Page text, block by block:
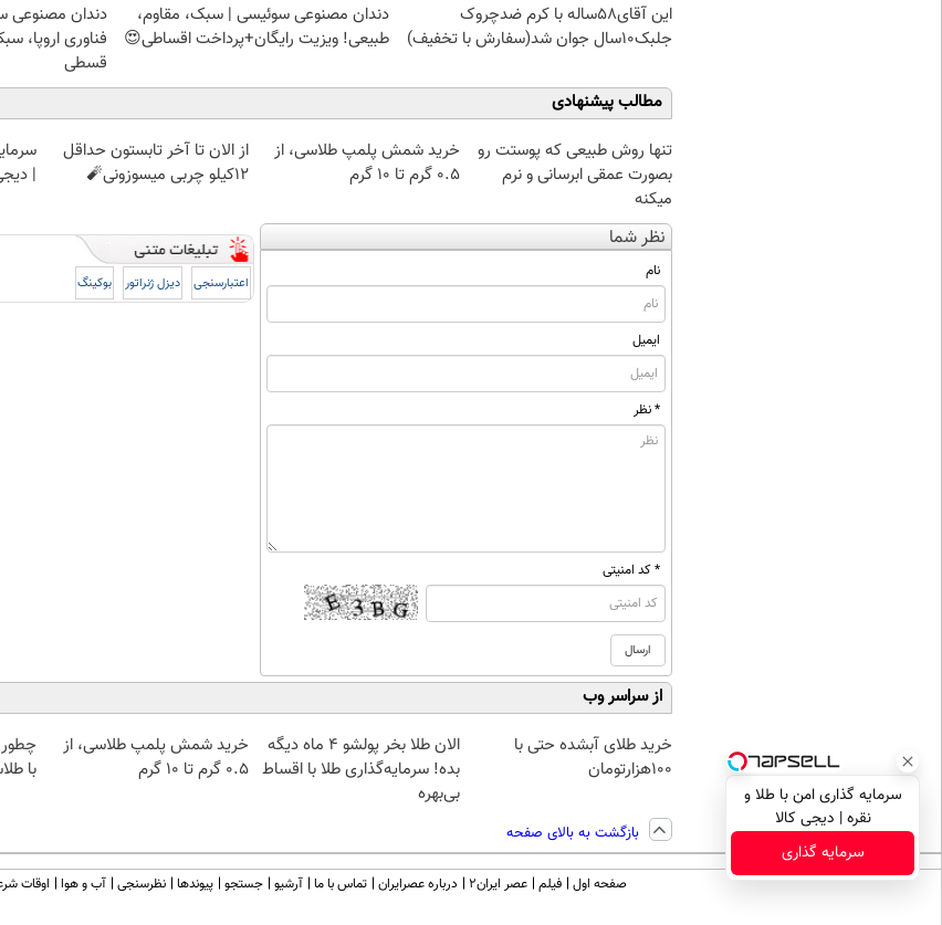
این آقای58ساله با کرم ضدچروک
جلبک10سال جوان شد(سفارش با تخفیف)
دندان مصنوعی سوئیسی | سبک، مقاوم،
طبیعی! ویزیت رایگان+پرداخت اقساطی😍
دندان مصنوعی
فناوری اروپا،
قسطی
مطالب پیشنهادی
تنها روش طبیعی که پوستت رو
بصورت عمقی ابرسانی و نرم
میکنه
خرید شمش پلمپ طلاسی، از
۰.۵ گرم تا ۱۰ گرم
از الان تا آخر تابستون حداقل
12کیلو چربی میسوزونی🧨
|
نظر شما
نام
ایمیل
* نظر
* کد امنیتی
اعتبارسنجی دیزل ژنراتور بوکینگ
از سراسر وب
خرید طلای آبشده حتی با
۱۰۰هزارتومان
الان طلا بخر پولشو 4 ماه دیگه
بده! سرمایه‌گذاری طلا با اقساط
بی‌بهره
خرید شمش پلمپ طلاسی، از
۰.۵ گرم تا ۱۰ گرم
با
بازگشت به بالای صفحه
سرمایه گذاری امن با طلا و
نقره | دیجی کالا
سرمایه گذاری
صفحه اول فیلم عصر ایران۲ درباره عصرایران تماس با ما آرشیو جستجو پیوندها نظرسنجی آب و هوا اوقات